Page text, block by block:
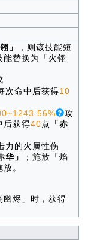
」
，则该技能短
替换为「火翎
次命中后获得10
攻
后获得40点 「赤
力的火属性伤
华」
；施放「焰
。
幽烬」时，获得